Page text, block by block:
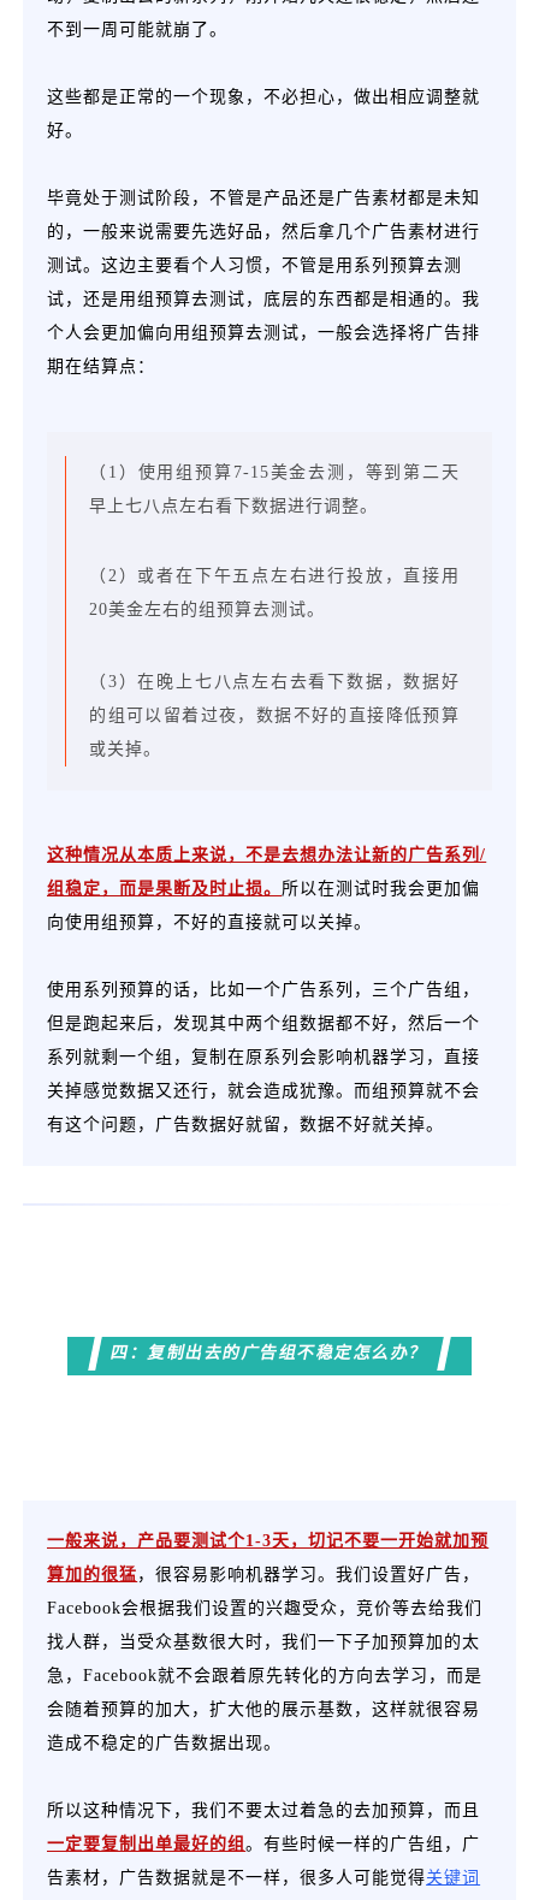
不到一周可能就崩了。
这些都是正常的一个现象，不必担心，做出相应调整就
好。
毕竟处于测试阶段，不管是产品还是广告素材都是未知
的，一般来说需要先选好品，然后拿几个广告素材进行
测试。这边主要看个人习惯，不管是用系列预算去测
试，还是用组预算去测试，底层的东西都是相通的。我
个人会更加偏向用组预算去测试，一般会选择将广告排
期在结算点：
（1）使用组预算7-15美金去测，等到第二天
早上七八点左右看下数据进行调整。
（2）或者在下午五点左右进行投放，直接用
20美金左右的组预算去测试。
（3）在晚上七八点左右去看下数据，数据好
的组可以留着过夜，数据不好的直接降低预算
或关掉。
这种情况从本质上来说，不是去想办法让新的广告系列/
组稳定，而是果断及时止损。 所以在测试时我会更加偏
向使用组预算，不好的直接就可以关掉。
使用系列预算的话，比如一个广告系列，三个广告组，
但是跑起来后，发现其中两个组数据都不好，然后一个
系列就剩一个组，复制在原系列会影响机器学习，直接
关掉感觉数据又还行，就会造成犹豫。而组预算就不会
有这个问题，广告数据好就留，数据不好就关掉。
四：复制出去的广告组不稳定怎么办？
一般来说，产品要测试个1-3天，切记不要一开始就加预
算加的很猛 ，很容易影响机器学习。我们设置好广告，
Facebook会根据我们设置的兴趣受众，竞价等去给我们
找人群，当受众基数很大时，我们一下子加预算加的太
急，Facebook就不会跟着原先转化的方向去学习，而是
会随着预算的加大，扩大他的展示基数，这样就很容易
造成不稳定的广告数据出现。
所以这种情况下，我们不要太过着急的去加预算，而且
一定要复制出单最好的组。有些时候一样的广告组，广
告素材，广告数据就是不一样，很多人可能觉得关键词